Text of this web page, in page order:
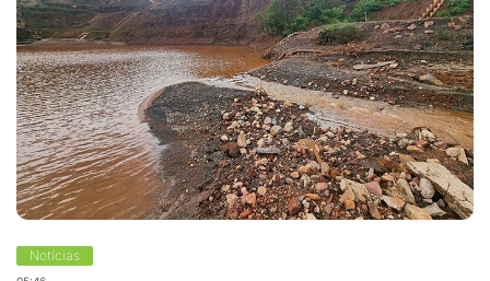
Notícias